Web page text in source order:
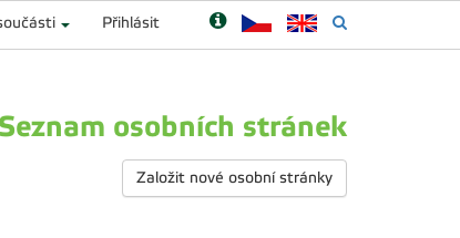
Přihlásit
Seznam osobních stránek
Založit nové osobní stránky